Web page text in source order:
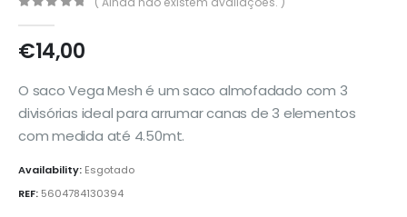
€14,00
O saco Vega Mesh é um saco almofadado com 3
divisórias ideal para arrumar canas de 3 elementos
com medida até 4.50mt.
Availability: Esgotado
REF: 5604784130394